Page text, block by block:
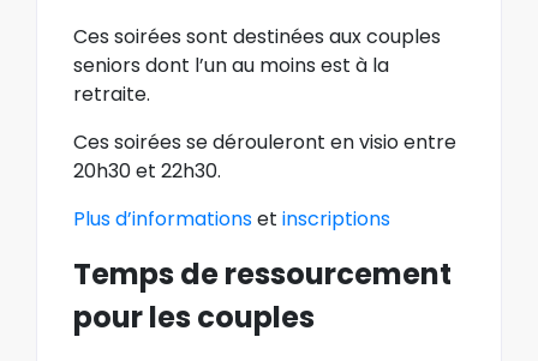
Ces soirées sont destinées aux couples
seniors dont l’un au moins est à la
retraite.
Ces soirées se dérouleront en visio entre
20h30 et 22h30.
Plus d’informationset inscriptions
Temps de ressourcement
pour les couples